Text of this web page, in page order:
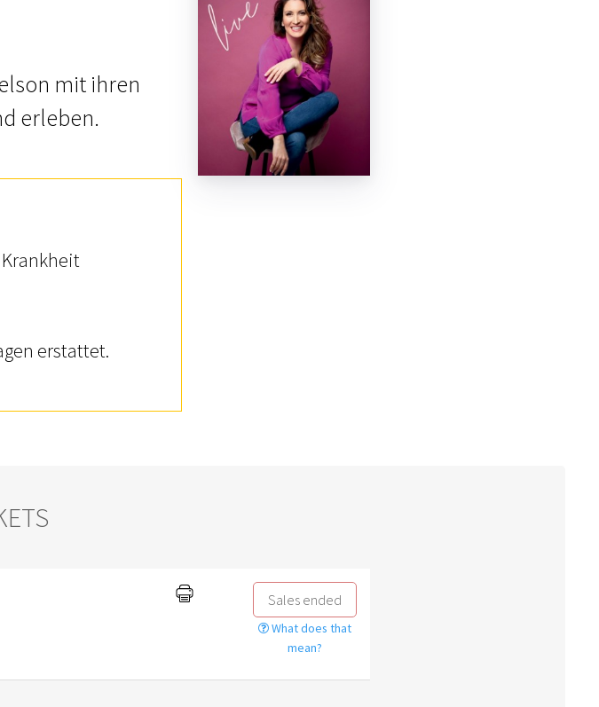
mit ihren
erleben.
erstattet.
Sales ended
What does that
mean?